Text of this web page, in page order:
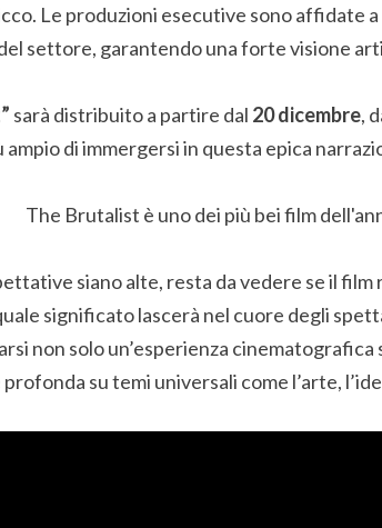
Le produzioni esecutive sono affidate
settore, garantendo una forte visione
sarà distribuito a partire dal 20 dicembre,
ampio di immergersi in questa epica
siano alte, resta da vedere se il film
significato lascerà nel cuore degli
non solo un’esperienza cinematografica
su temi universali come l’arte,